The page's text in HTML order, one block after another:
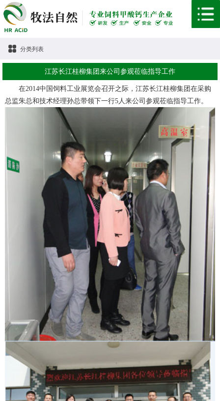
分类列表
江苏长江桂柳集团来公司参观莅临指导工作
在2014中国饲料工业展览会召开之际，江苏长江桂柳集团在采购
总监朱总和技术经理孙总带领下一行5人来公司参观莅临指导工作。